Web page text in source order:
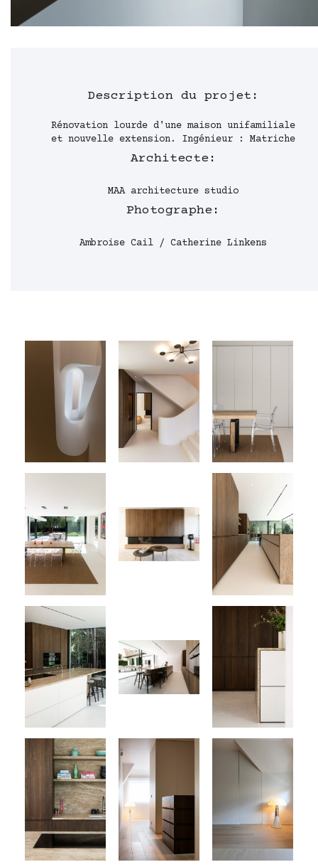
Description du projet:
Rénovation lourde d'une maison unifamiliale
et nouvelle extension. Ingénieur : Matriche
Architecte:
MAA architecture studio
Photographe:
Ambroise Cail / Catherine Linkens